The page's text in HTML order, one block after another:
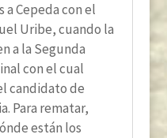
Cepeda con el
Uribe, cuando la
a la Segunda
con el cual
candidato de
Para rematar,
están los